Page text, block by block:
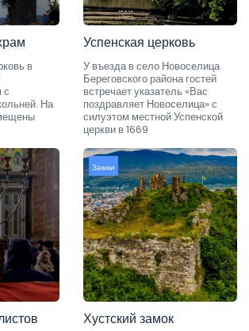
в
с
На
Успенская церковь
У въезда в село Новоселица
Береговского района гостей
встречает указатель «Вас
поздравляет Новоселица» с
силуэтом местной Успенской
церкви в 1669
Замки
Хустский замок